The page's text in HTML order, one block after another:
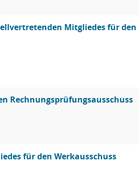
Mitgliedes für
Rechnungsprüfungsausschuss
für den Werkausschuss